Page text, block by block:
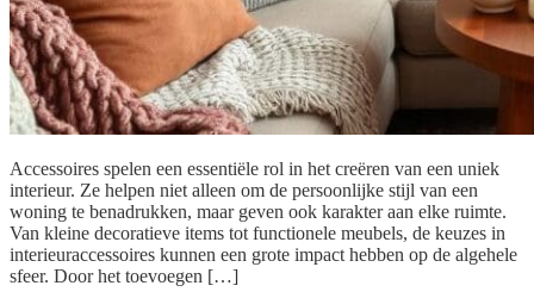
Accessoires spelen een essentiële rol in het creëren van een uniek
interieur. Ze helpen niet alleen om de persoonlijke stijl van een
woning te benadrukken, maar geven ook karakter aan elke ruimte.
Van kleine decoratieve items tot functionele meubels, de keuzes in
interieuraccessoires kunnen een grote impact hebben op de algehele
sfeer. Door het toevoegen […]